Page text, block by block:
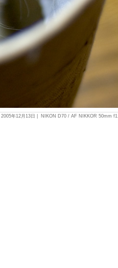
2005年12月13日 | NIKON D70 / AF NIKKOR 50mm